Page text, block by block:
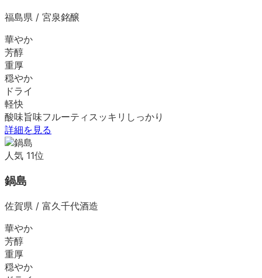
福島県 / 宮泉銘醸
華やか
芳醇
重厚
穏やか
ドライ
軽快
酸味旨味フルーティ スッキリ しっかり
詳細を見る
人気 11位
鍋島
佐賀県 / 富久千代酒造
華やか
芳醇
重厚
穏やか